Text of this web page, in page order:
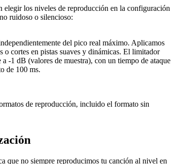
elegir los niveles de reproducción en la configuración
ruidoso o silencioso:
del pico real máximo. Aplicamos
o cortes en pistas suaves y dinámicas. El limitador
-1 dB (valores de muestra), con un tiempo de ataque
de 100 ms.
de reproducción, incluido el formato sin
que no siempre reproducimos tu canción al nivel en